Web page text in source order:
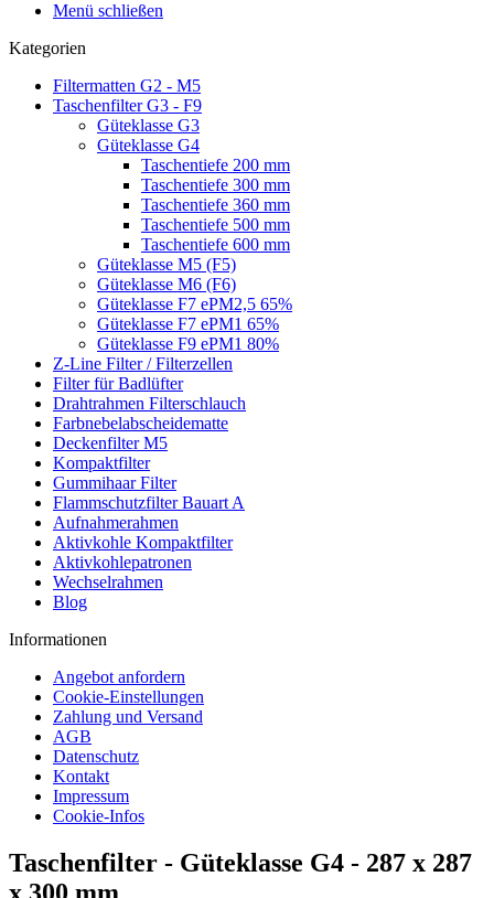
Menü schließen
Kategorien
Filtermatten G2 - M5
Taschenfilter G3 - F9
Güteklasse G3
Güteklasse G4
Taschentiefe 200 mm
Taschentiefe 300 mm
Taschentiefe 360 mm
Taschentiefe 500 mm
Taschentiefe 600 mm
Güteklasse M5 (F5)
Güteklasse M6 (F6)
Güteklasse F7 ePM2,5 65%
Güteklasse F7 ePM1 65%
Güteklasse F9 ePM1 80%
Z-Line Filter / Filterzellen
Filter für Badlüfter
Drahtrahmen Filterschlauch
Farbnebelabscheidematte
Deckenfilter M5
Kompaktfilter
Gummihaar Filter
Flammschutzfilter Bauart A
Aufnahmerahmen
Aktivkohle Kompaktfilter
Aktivkohlepatronen
Wechselrahmen
Blog
Informationen
Angebot anfordern
Cookie-Einstellungen
Zahlung und Versand
AGB
Datenschutz
Kontakt
Impressum
Cookie-Infos
Taschenfilter - Güteklasse G4 - 287 x 287